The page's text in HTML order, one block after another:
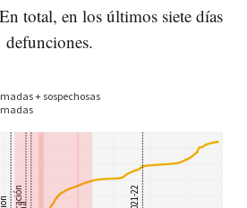
total, en los últimos siete días
defunciones.